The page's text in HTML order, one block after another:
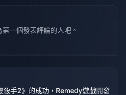
一個發表評論的人吧。
殺手2》的成功，Remedy遊戲開發